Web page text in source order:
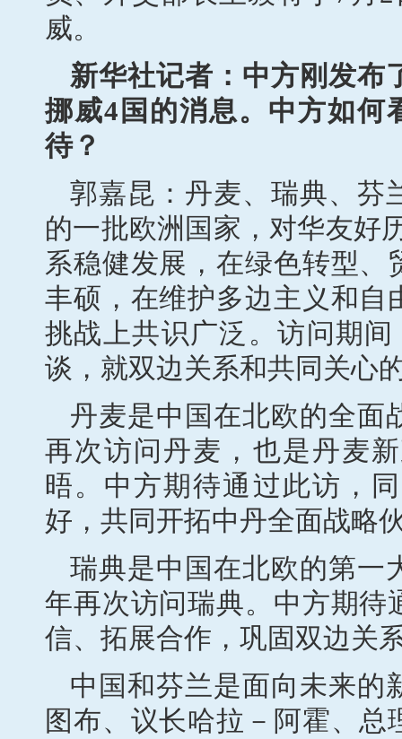
威。
新华社记者：中方刚发布
挪威4国的消息。中方如何
待？
郭嘉昆：丹麦、瑞典、芬
的一批欧洲国家，对华友好
系稳健发展，在绿色转型
丰硕，在维护多边主义和自
挑战上共识广泛。访问期
谈，就双边关系和共同关心
丹麦是中国在北欧的全面
再次访问丹麦，也是丹麦
晤。中方期待通过此访，
好，共同开拓中丹全面战略
瑞典是中国在北欧的第一
年再次访问瑞典。中方期待
信、拓展合作，巩固双边关
中国和芬兰是面向未来的
图布、议长哈拉－阿霍、